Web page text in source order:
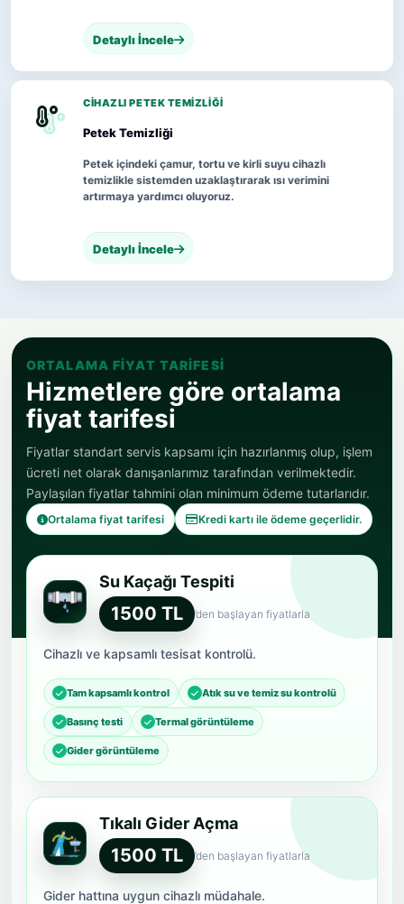
Detaylı İncele
CIHAZLI PETEK TEMIZLIĞI
Petek Temizliği
Petek içindeki çamur, tortu ve kirli suyu cihazlı
temizlikle sistemden uzaklaştırarak ısı verimini
artırmaya yardımcı oluyoruz.
Detaylı İncele
ORTALAMA FIYAT TARIFESI
Hizmetlere göre ortalama
fiyat tarifesi
Fiyatlar standart servis kapsamı için hazırlanmış olup, işlem
ücreti net olarak danışanlarımız tarafından verilmektedir.
Paylaşılan fiyatlar tahmini olan minimum ödeme tutarlarıdır.
Ortalama fiyat tarifesi Kredi kartı ile ödeme geçerlidir.
Su Kaçağı Tespiti
1500 TL ’den başlayan fiyatlarla
Cihazlı ve kapsamlı tesisat kontrolü.
Tam kapsamlı kontrol Atık su ve temiz su kontrolü
Basınç testi Termal görüntüleme
Gider görüntüleme
Tıkalı Gider Açma
1500 TL ’den başlayan fiyatlarla
Gider hattına uygun cihazlı müdahale.